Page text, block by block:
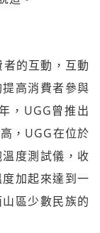
的互動，互動
高消費者參與
，UGG曾推出
，UGG在位於
度測試儀，收
加起來達到一
區少數民族的